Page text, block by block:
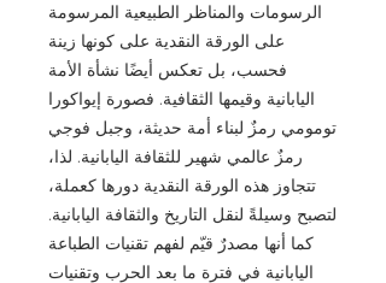
الرسومات والمناظر الطبيعية المرسومة
على الورقة النقدية على كونها زينة
فحسب، بل تعكس أيضًا نشأة الأمة
اليابانية وقيمها الثقافية. فصورة إيواكورا
تومومي رمزٌ لبناء أمة حديثة، وجبل فوجي
رمزٌ عالمي شهير للثقافة اليابانية. لذا،
تتجاوز هذه الورقة النقدية دورها كعملة،
لتصبح وسيلةً لنقل التاريخ والثقافة اليابانية.
كما أنها مصدرٌ قيّم لفهم تقنيات الطباعة
اليابانية في فترة ما بعد الحرب وتقنيات